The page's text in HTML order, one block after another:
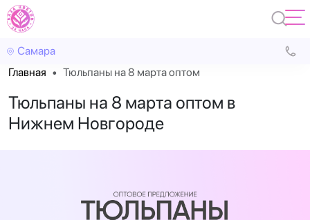
Самара
Главная
Тюльпаны на 8 марта оптом
Тюльпаны на 8 марта оптом в
Нижнем Новгороде